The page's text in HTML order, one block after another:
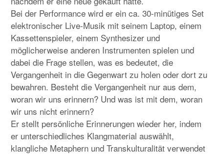
Bei der Performance wird er ein ca. 30-minütiges Set
elektronischer Live-Musik mit seinem Laptop, einem
Kassettenspieler, einem Synthesizer und
möglicherweise anderen Instrumenten spielen und
dabei die Frage stellen, was es bedeutet, die
Vergangenheit in die Gegenwart zu holen oder dort zu
bewahren. Besteht die Vergangenheit nur aus dem,
woran wir uns erinnern? Und was ist mit dem, woran
wir uns nicht erinnern?
Er stellt persönliche Erinnerungen wieder her, indem
er unterschiedliches Klangmaterial auswählt,
klangliche Metaphern und Transkulturalität verwendet